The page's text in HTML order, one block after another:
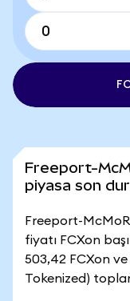
Freeport-
piyasa son
Freeport-
fiyatı FCXon
503,42 FCXon
Tokenized)